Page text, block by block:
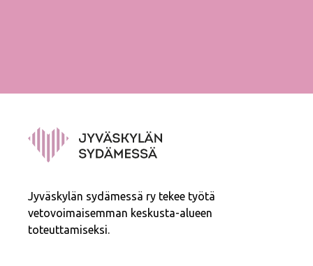
Jyväskylän sydämessä ry tekee työtä
vetovoimaisemman keskusta-alueen
toteuttamiseksi.